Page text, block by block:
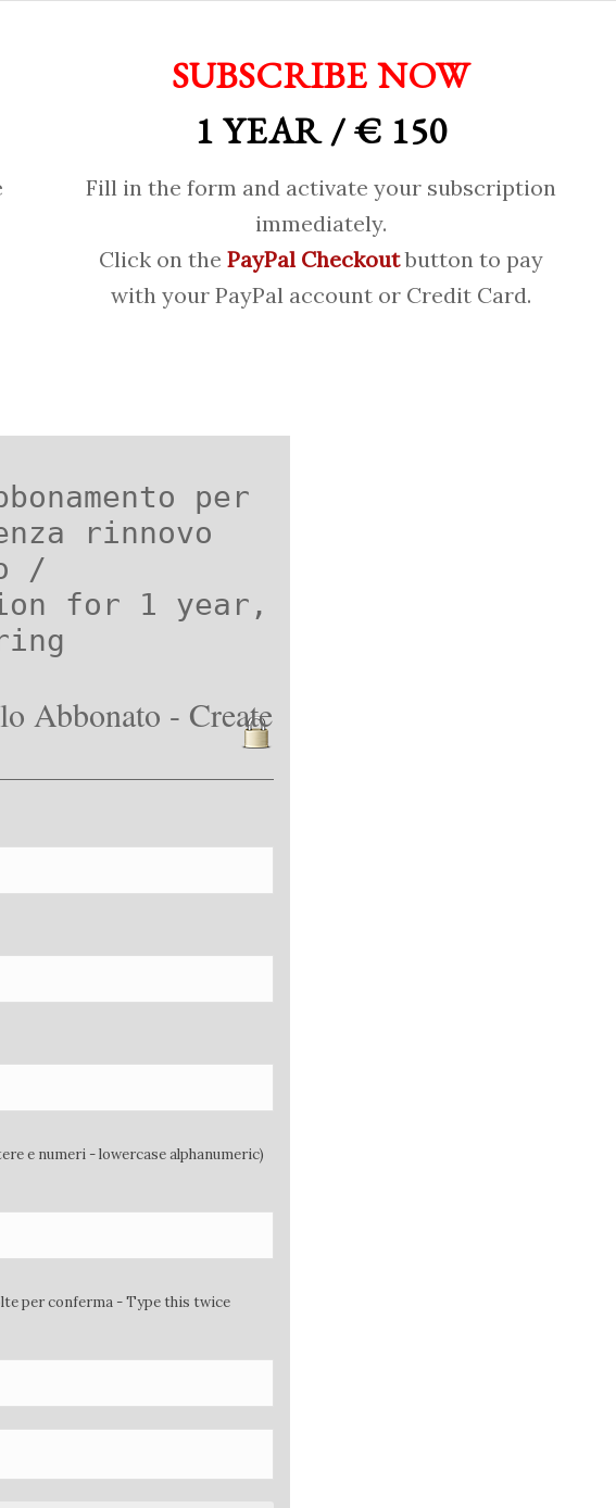
SUBSCRIBE NOW
1 YEAR / € 150
Fill in the form and activate your subscription
immediately.
Click on the PayPal Checkoutbutton to pay
with your PayPal account or Credit Card.
per
rinnovo
/
for 1 year,
Abbonato - Create
e numeri - lowercase alphanumeric)
per conferma - Type this twice